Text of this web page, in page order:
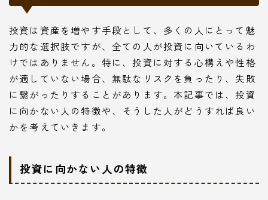
投資は資産を増やす手段として、多くの人にとって魅
力的な選択肢ですが、全ての人が投資に向いているわ
けではありません。特に、投資に対する心構えや性格
が適していない場合、無駄なリスクを負ったり、失敗
に繋がったりすることがあります。本記事では、投資
に向かない人の特徴や、そうした人がどうすれば良い
かを考えていきます。
投資に向かない人の特徴